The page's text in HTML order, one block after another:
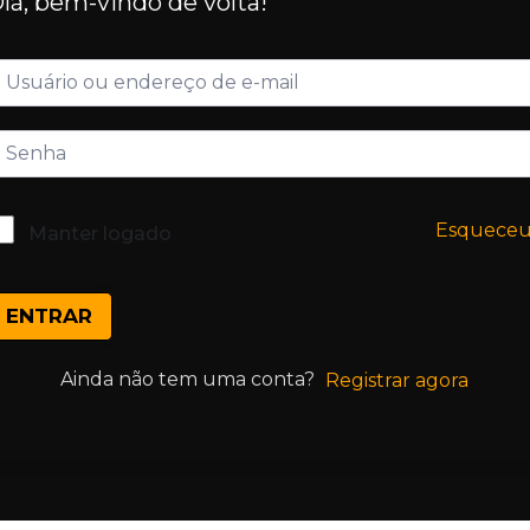
Manter logado
ENTRAR
Ainda não tem uma conta? Registrar agora